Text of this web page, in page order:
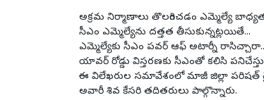
అక్రమ నిర్మాణాలు తొలగించడం ఎమ్మెల్యే
సీఎం ఎమ్మెల్యేను దత్తత తీసుకున్నట్లయితే...
ఎమ్మెల్యేకు సీఎం పవర్ ఆఫ్ అటార్నీ రాసిచ్చారా..
యావర్ రోడ్డు విస్తరణకు సీఎంతో కలిసి
ఈ విలేఖరుల సమావేశంలో మాజీ జిల్లా పరిషత్
అవారీ శివ కేసరి తదితరులు పాల్గొన్నారు.